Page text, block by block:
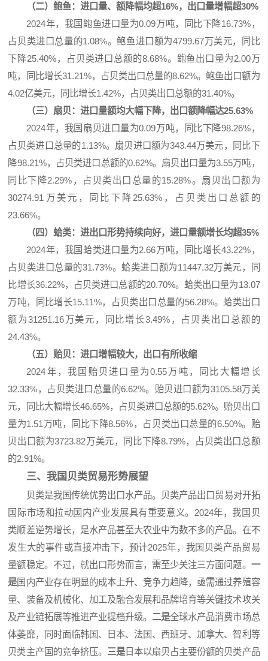
（二）鲍鱼：进口量、额降幅均超16%，出口量增幅超30%
2024年，我国鲍鱼进口量为0.09万吨，同比下降16.73%，
占贝类进口总量的1.08%。鲍鱼进口额为4799.67万美元，同比
下降25.40%，占贝类进口总额的8.68%。鲍鱼出口量为2.00万
吨，同比增长31.21%，占贝类出口总量的8.62%。鲍鱼出口额为
4.02亿美元，同比增长1.42%，占贝类出口总额的31.40%。
（三）扇贝：进口量额均大幅下降，出口额降幅达25.63%
2024年，我国扇贝进口量为0.09万吨，同比下降98.26%，
占贝类进口总量的1.13%。扇贝进口额为343.44万美元，同比下
降98.21%，占贝类进口总额的0.62%。扇贝出口量为3.55万吨，
同比下降2.29%，占贝类出口总量的15.28%。扇贝出口额为
30274.91万美元，同比下降25.63%，占贝类出口总额的
23.66%。
（四）蛤类：进出口形势持续向好，进口量额增长均超35%
2024年，我国蛤类进口量为2.66万吨，同比增长43.22%，
占贝类进口总量的31.73%。蛤类进口额为11447.32万美元，同
比增长36.22%，占贝类进口总额的20.70%。蛤类出口量为13.07
万吨，同比增长15.11%，占贝类出口总量的56.28%。蛤类出口
额为31251.16万美元，同比增长3.49%，占贝类出口总额的
24.43%。
（五）贻贝：进口增幅较大，出口有所收缩
2024年，我国贻贝进口量为0.55万吨，同比大幅增长
32.33%，占贝类进口总量的6.62%。贻贝进口额为3105.58万美
元，同比大幅增长46.65%，占贝类进口总额的5.62%。贻贝出口
量为1.51万吨，同比下降8.56%，占贝类出口总量的6.50%。贻
贝出口额为3723.82万美元，同比下降8.79%，占贝类出口总额
的2.91%。
三、我国贝类贸易形势展望
贝类是我国传统优势出口水产品。贝类产品出口贸易对开拓
国际市场和拉动国内产业发展具有重要意义。2024年，我国贝
类顺差逆势增长，是水产品甚至大农业中为数不多的产品。在不
发生大的事件或直接冲击下，预计2025年，我国贝类产品贸易
量额稳定。不过，就出口形势而言，需至少关注三方面问题。 一
是国内产业存在明显的成本上升、竞争力趋降，亟需通过养殖容
量、装备及机械化、加工及融合发展和品牌培育等关键技术攻关
及产业链拓展等推进产业提档升级。 二是全球水产品消费市场总
体萎靡，同时面临韩国、日本、法国、西班牙、加拿大、智利等
贝类主产国的竞争挤压。 三是日本以扇贝占主要份额的贝类产品